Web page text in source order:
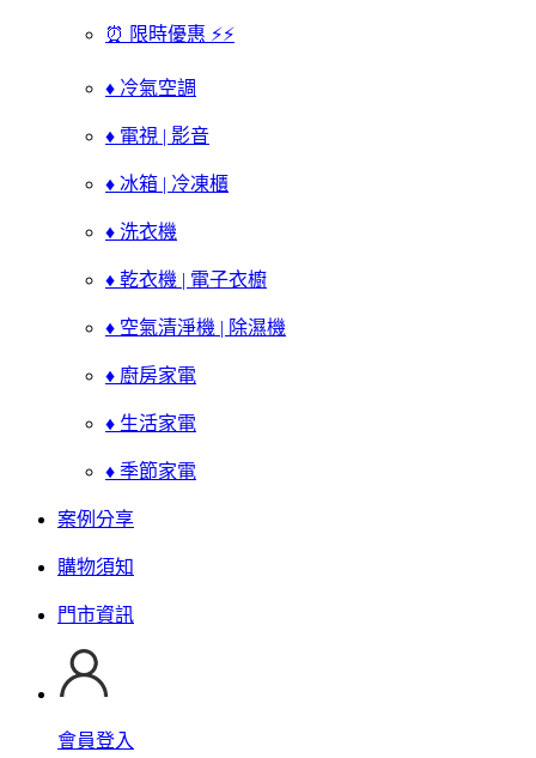
⏰ 限時優惠 ⚡⚡
♦ 冷氣空調
♦ 電視 | 影音
♦ 冰箱 | 冷凍櫃
♦ 洗衣機
♦ 乾衣機 | 電子衣櫥
♦ 空氣清淨機 | 除濕機
♦ 廚房家電
♦ 生活家電
♦ 季節家電
案例分享
購物須知
門市資訊
會員登入